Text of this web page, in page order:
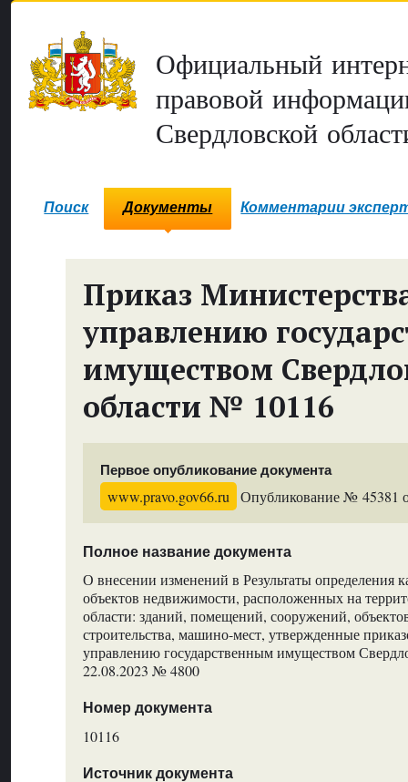
Официальный
правовой
Свердловской
Поиск Документы Комментарии
Приказ
управлению
имуществом
области № 10116
Первое опубликование документа
www.pravo.gov66.ru Опубликование № 45381
Полное название документа
О внесении изменений в Результаты определения
объектов недвижимости, расположенных на
области: зданий, помещений, сооружений,
строительства, машино-мест, утвержденные
управлению государственным имуществом
22.08.2023 № 4800
Номер документа
10116
Источник документа